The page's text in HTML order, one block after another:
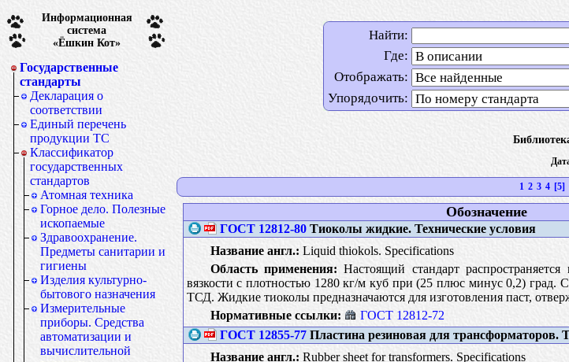
Информационная
система
«Ёшкин Кот»
Государственные
стандарты
Декларация о
соответствии
Единый перечень
продукции ТС
Классификатор
государственных
стандартов
Атомная техника
Горное дело. Полезные
ископаемые
Здравоохранение.
Предметы санитарии и
гигиены
Изделия культурно-
бытового назначения
Измерительные
приборы. Средства
автоматизации и
вычислительной
Найти:
Где:
Отображать:
Упорядочить:
1 2 3 4 [5]
Обозначение
ГОСТ 12812-80Тиоколы жидкие. Технические условия
Название англ.: Liquid thiokols. Specifications
Область применения: Настоящий стандарт
вязкости с плотностью 1280 кг/м куб при (25 плюс минус 0,2)
ТСД. Жидкие тиоколы предназначаются для изготовления паст,
Нормативные ссылки:
ГОСТ 12812-72
ГОСТ 12855-77Пластина резиновая для трансформаторов.
Название англ.: Rubber sheet for transformers. Specifications